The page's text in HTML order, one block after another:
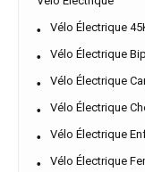
Vélo Électrique
Vélo Électrique
Vélo Électrique
Vélo Électrique
Vélo Électrique
Vélo Électrique